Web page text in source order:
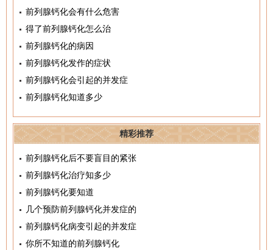
前列腺钙化会有什么危害
得了前列腺钙化怎么治
前列腺钙化的病因
前列腺钙化发作的症状
前列腺钙化会引起的并发症
前列腺钙化知道多少
精彩推荐
前列腺钙化后不要盲目的紧张
前列腺钙化治疗知多少
前列腺钙化要知道
几个预防前列腺钙化并发症的
前列腺钙化病变引起的并发症
你所不知道的前列腺钙化